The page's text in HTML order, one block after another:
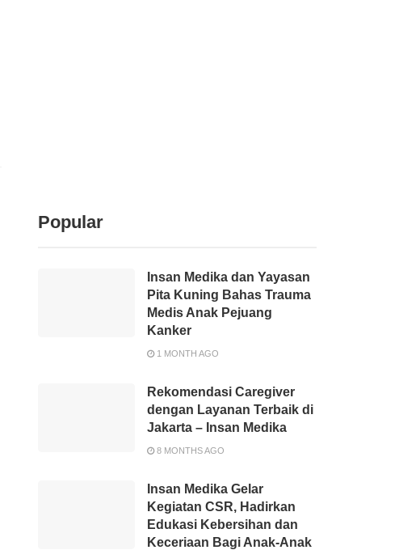
Popular
Insan Medika dan Yayasan
Pita Kuning Bahas Trauma
Medis Anak Pejuang
Kanker
1 MONTH AGO
Rekomendasi Caregiver
dengan Layanan Terbaik di
Jakarta – Insan Medika
8 MONTHS AGO
Insan Medika Gelar
Kegiatan CSR, Hadirkan
Edukasi Kebersihan dan
Keceriaan Bagi Anak-Anak